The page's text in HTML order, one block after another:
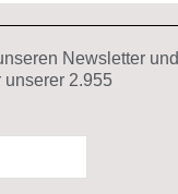
Newsletter und
unserer 2.955